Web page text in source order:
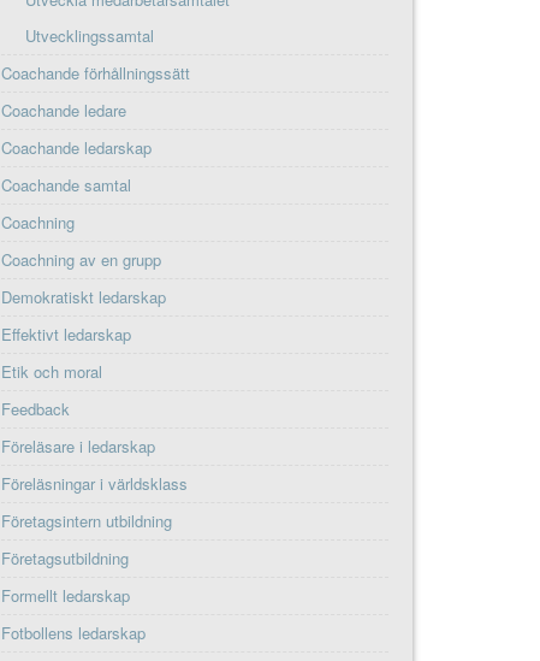
Utvecklingssamtal
Coachande förhållningssätt
Coachande ledare
Coachande ledarskap
Coachande samtal
Coachning
Coachning av en grupp
Demokratiskt ledarskap
Effektivt ledarskap
Etik och moral
Feedback
Föreläsare i ledarskap
Föreläsningar i världsklass
Företagsintern utbildning
Företagsutbildning
Formellt ledarskap
Fotbollens ledarskap